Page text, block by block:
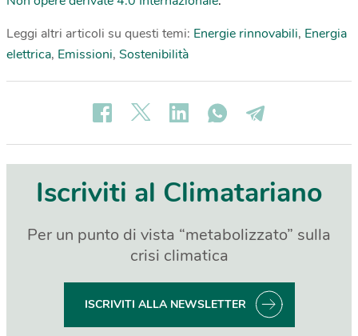
Leggi altri articoli su questi temi: Energie rinnovabili, Energia
elettrica, Emissioni, Sostenibilità
Iscriviti al Climatariano
Per un punto di vista “metabolizzato” sulla
crisi climatica
ISCRIVITI ALLA NEWSLETTER